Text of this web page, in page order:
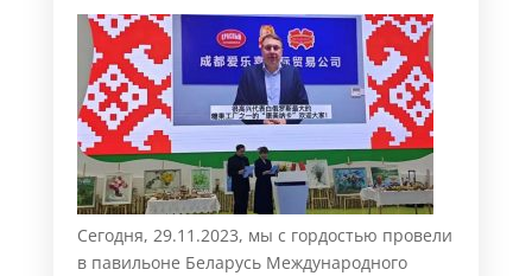
Сегодня, 29.11.2023, мы с гордостью провели
в павильоне Беларусь Международного